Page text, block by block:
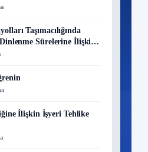
Taşımacılığında
Sürelerine İlişkin
İlişkin İşyeri Tehlike